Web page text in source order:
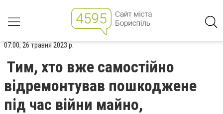
07:00, 26 травня 2023 р.
Тим, хто вже самостійно
відремонтував пошкоджене
під час війни майно,